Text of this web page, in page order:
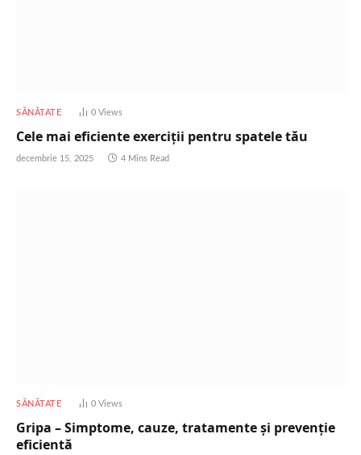
SĂNĂTATE 0Views
Cele mai eficiente exerciții pentru spatele tău
decembrie 15, 2025 4 Mins Read
SĂNĂTATE 0Views
Gripa – Simptome, cauze, tratamente și prevenție
eficientă